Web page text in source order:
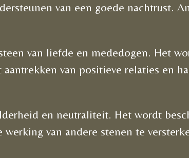
van een goede nachtrust.
van liefde en mededogen. Het
van positieve relaties en
en neutraliteit. Het wordt
van andere stenen te